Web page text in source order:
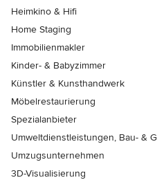
Heimkino & Hifi
Home Staging
Immobilienmakler
Kinder- & Babyzimmer
Künstler & Kunsthandwerk
Möbelrestaurierung
Spezialanbieter
Umweltdienstleistungen, Bau- &
Umzugsunternehmen
3D-Visualisierung